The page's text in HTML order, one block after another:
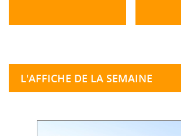
L'AFFICHE DE LA SEMAINE